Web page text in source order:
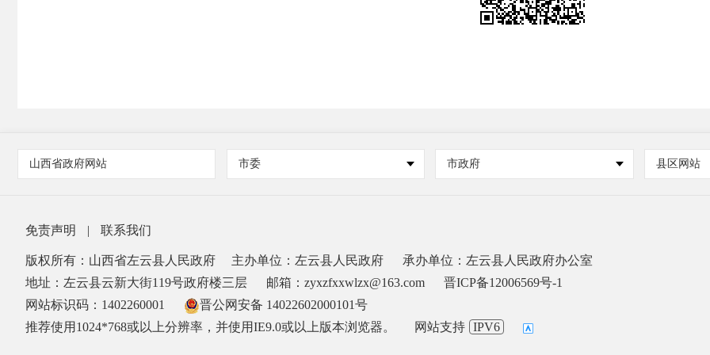
山西省政府网站 市委 市政府 县区网站
免责声明 | 联系我们
版权所有：山西省左云县人民政府 主办单位：左云县人民政府
承办单位：左云县人民政府办公室
地址：左云县云新大街119号政府楼三层
邮箱：zyxzfxxwlzx@163.com
晋ICP备12006569号-1
网站标识码：1402260001
晋公网安备 14022602000101号
推荐使用1024*768或以上分辨率，并使用IE9.0或以上版本浏览器。
网站支持 IPV6